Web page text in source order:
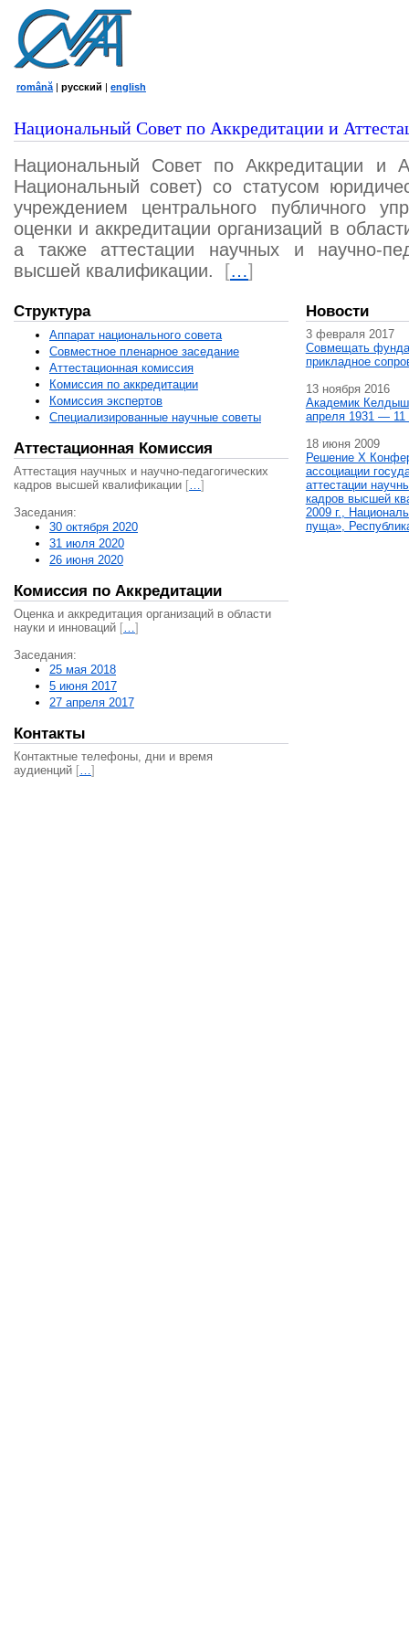
română | русский | english
Национальный Совет по Аккредитации и
Национальный Совет по Аккредитации и
Национальный совет) со статусом
учреждением центрального публичного
оценки и аккредитации организаций в
а также аттестации научных и научно-
высшей квалификации.
[…]
Структура
Аппарат национального совета
Совместное пленарное заседание
Аттестационная комисcия
Комиссия по аккредитации
Комиссия экспертов
Специализированные научные советы
Аттестационная Комиссия
Аттестация научных и научно-педагогических
кадров высшей квалификации […]
Заседания:
30 октября 2020
31 июля 2020
26 июня 2020
Комиссия по Аккредитации
Оценка и аккредитация организаций в области
науки и инноваций […]
Заседания:
25 мая 2018
5 июня 2017
27 апреля 2017
Контакты
Контактные телефоны, дни и время
аудиенций […]
Новости
3 февраля 2017
Совмещать
прикладное
13 ноября 2016
Академик
апреля 1931 — 11
18 июня 2009
Решение X
ассоциации
аттестации
кадров высшей
2009 г.,
пуща»,